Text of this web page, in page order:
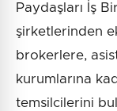
Paydaşları İş
şirketlerinden
brokerlere,
kurumlarına
temsilcilerini